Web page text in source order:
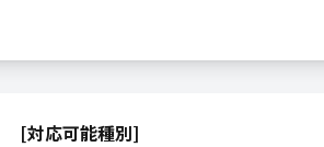
[対応可能種別]